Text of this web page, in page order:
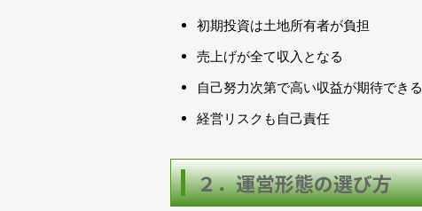
初期投資は土地所有者が負担
売上げが全て収入となる
自己努力次第で高い収益が期待できる
経営リスクも自己責任
２．運営形態の選び方